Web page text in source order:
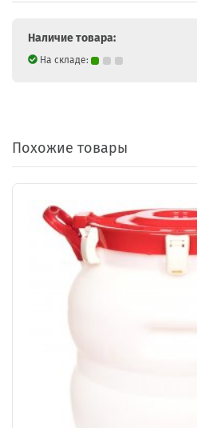
Наличие товара:
На складе:
Похожие товары